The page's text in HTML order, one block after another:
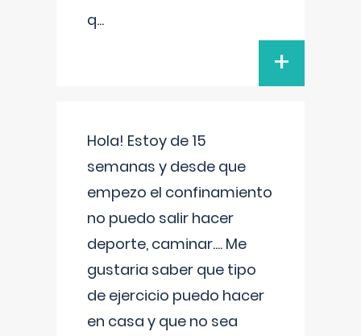
q...
+
Hola! Estoy de 15
semanas y desde que
empezo el confinamiento
no puedo salir hacer
deporte, caminar.... Me
gustaria saber que tipo
de ejercicio puedo hacer
en casa y que no sea